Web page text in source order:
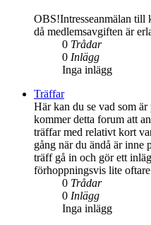
OBS!Intresseanmälan till
då medlemsavgiften är
0 Trådar
0 Inlägg
Inga inlägg
Träffar
Här kan du se vad som
kommer detta forum att
träffar med relativt kort
gång när du ändå är inne
träff gå in och gör ett
förhoppningsvis lite
0 Trådar
0 Inlägg
Inga inlägg